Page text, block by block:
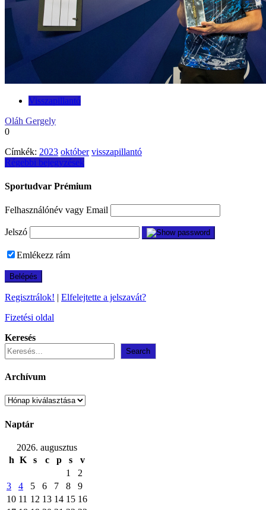
Visszapillantó
Oláh Gergely
0
Címkék: 2023 október visszapillantó
Bejegyzés
navigáció
Régebbi bejegyzések
Sportudvar Prémium
Felhasználónév vagy Email
Jelszó
Emlékezz rám
Regisztrálok! | Elfelejtette a jelszavát?
Fizetési oldal
Keresés
Search
Archívum
Archívum
Naptár
2026. augusztus
h K s c p s
v
1
2
3
4 5 6 7 8
9
10 11 12 13 14 15 16